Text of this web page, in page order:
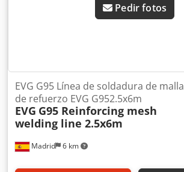
Pedir fotos
Madrid 6 km
EVG G95 Línea de soldadura de malla
de refuerzo EVG G952.5x6m
EVG G95 Reinforcing mesh
welding line 2.5x6m